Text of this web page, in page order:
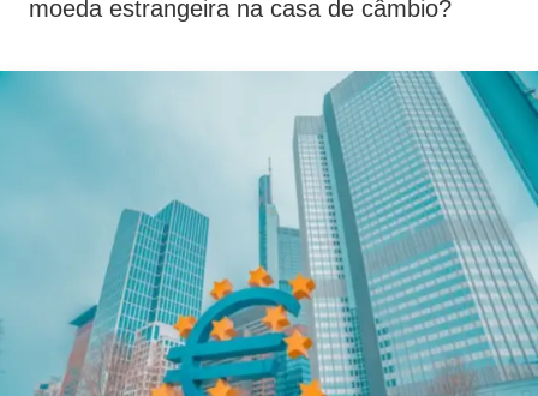
moeda estrangeira na casa de câmbio?